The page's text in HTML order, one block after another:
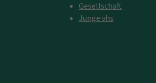
Gesellschaft
Junge vhs